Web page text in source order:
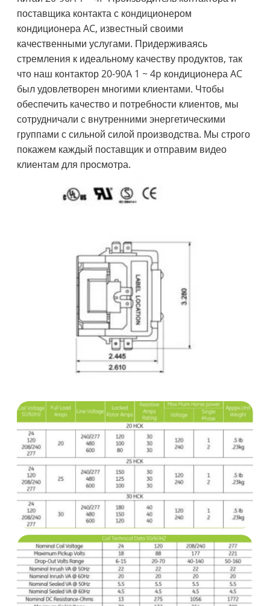
поставщика контакта с кондиционером
кондиционера AC, известный своими
качественными услугами. Придерживаясь
стремления к идеальному качеству продуктов, так
что наш контактор 20-90A 1 ~ 4p кондиционера AC
был удовлетворен многими клиентами. Чтобы
обеспечить качество и потребности клиентов, мы
сотрудничали с внутренними энергетическими
группами с сильной силой производства. Мы строго
покажем каждый поставщик и отправим видео
клиентам для просмотра.